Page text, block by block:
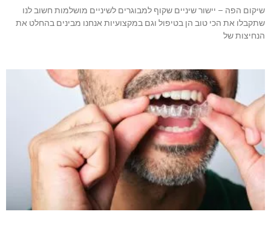
שיקום הפה – יישור שיניים שקוף למבוגרים לשיניים מושלמות חשוב לנו
שתקבלו את הכי טוב הן בטיפול וגם במקצועיות אנחנו מבינים בהחלט את
הנחיצות של